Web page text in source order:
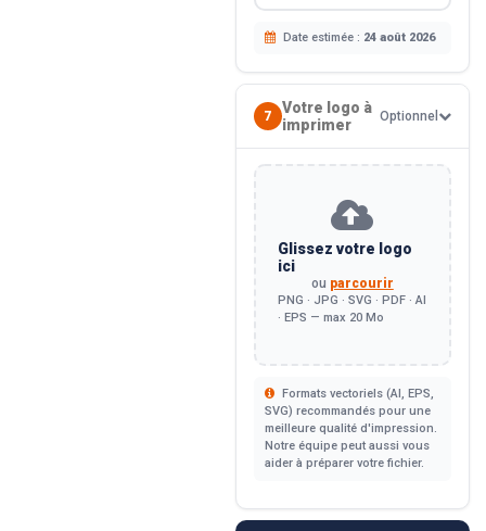
Date estimée : 24 août 2026
7
Votre logo à
imprimer
Optionnel
Glissez votre logo
ici
ou parcourir
PNG · JPG · SVG · PDF · AI
· EPS — max 20 Mo
Formats vectoriels (AI, EPS,
SVG) recommandés pour une
meilleure qualité d'impression.
Notre équipe peut aussi vous
aider à préparer votre fichier.